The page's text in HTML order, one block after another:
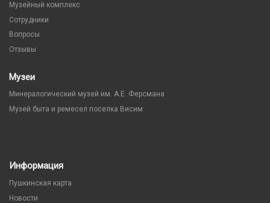
Музейный комплекс
Сотрудники
Вопросы
Отзывы
Музеи
Минералогический музей им. А.Е. Ферсмана
Музей быта и ремесел поселка Висим
Информация
Пушкинская карта
Новости